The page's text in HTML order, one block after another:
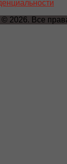
© 2026. Все